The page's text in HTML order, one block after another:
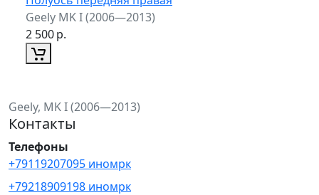
Geely MK I (2006—2013)
2 500р.
Geely, MK I (2006—2013)
Контакты
Телефоны
+79119207095 иномрк
+79218909198 иномрк